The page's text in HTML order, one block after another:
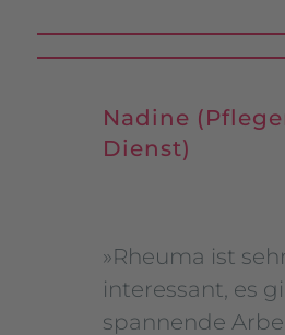
Nadine
Dienst)
»Rheuma ist
interessant, es
spannende